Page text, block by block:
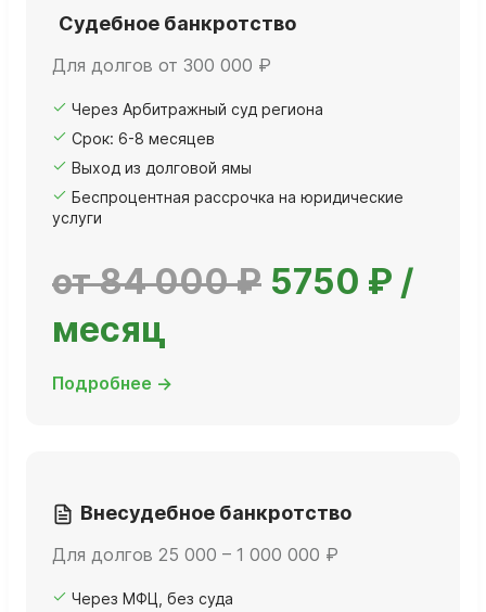
Судебное банкротство
Для долгов от 300 000 ₽
Через Арбитражный суд региона
Срок: 6-8 месяцев
Выход из долговой ямы
Беспроцентная рассрочка на юридические
услуги
от 84 000 ₽ 5750 ₽ /
месяц
Подробнее →
Внесудебное банкротство
Для долгов 25 000 – 1 000 000 ₽
Через МФЦ, без суда